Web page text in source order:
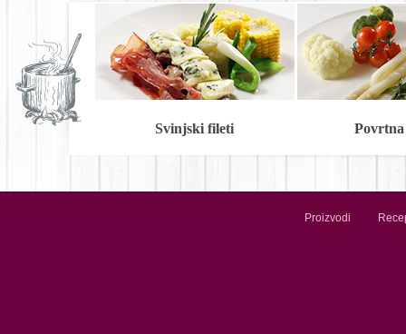
Svinjski fileti
Proizvodi